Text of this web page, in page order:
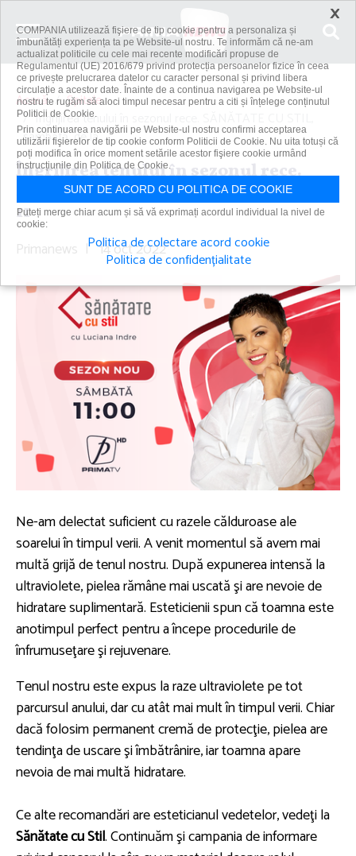
Acasă
Spitale
Îngrijirea tenului în sezonul rece. SĂNĂTATE CU STIL,
sâmbătă, de la...
Îngrijirea tenului în sezonul rece.
SĂNĂTATE CU STIL, sâmbătă, de la ora
11
Primanews | 14 oct 2022
Ne-am delectat suficient cu razele călduroase ale
soarelui în timpul verii. A venit momentul să avem mai
multă grijă de tenul nostru. După expunerea intensă la
ultraviolete, pielea rămâne mai uscată şi are nevoie de
hidratare suplimentară. Esteticienii spun că toamna este
anotimpul perfect pentru a începe procedurile de
înfrumuseţare şi rejuvenare.
Tenul nostru este expus la raze ultraviolete pe tot
parcursul anului, dar cu atât mai mult în timpul verii. Chiar
dacă folosim permanent cremă de protecţie, pielea are
tendinţa de uscare şi îmbătrânire, iar toamna apare
nevoia de mai multă hidratare.
Ce alte recomandări are esteticianul vedetelor, vedeţi la
Sănătate cu Stil. Continuăm şi campania de informare
×
COMPANIA utilizează fişiere de tip cookie pentru a personaliza și
îmbunătăți experiența ta pe Website-ul nostru. Te informăm că ne-am
actualizat politicile cu cele mai recente modificări propuse de
Regulamentul (UE) 2016/679 privind protecția persoanelor fizice în ceea
ce privește prelucrarea datelor cu caracter personal și privind libera
circulație a acestor date. Înainte de a continua navigarea pe Website-ul
nostru te rugăm să aloci timpul necesar pentru a citi și înțelege conținutul
Politicii de Cookie.
Prin continuarea navigării pe Website-ul nostru confirmi acceptarea
utilizării fişierelor de tip cookie conform Politicii de Cookie. Nu uita totuși că
poți modifica în orice moment setările acestor fişiere cookie urmând
instrucțiunile din Politica de Cookie.
SUNT DE ACORD CU POLITICA DE COOKIE
Puteți merge chiar acum și să vă exprimați acordul individual la nivel de
cookie:
Politica de colectare acord cookie
Politica de confidențialitate